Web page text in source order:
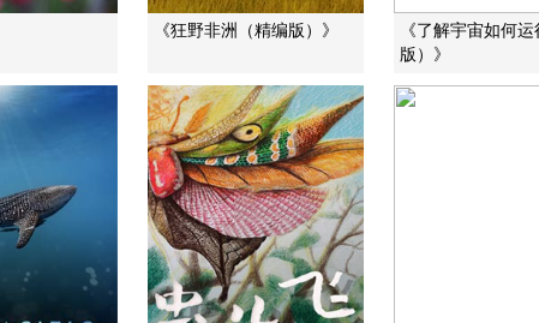
《狂野非洲（精编版）》
《了解宇宙如何
版）》